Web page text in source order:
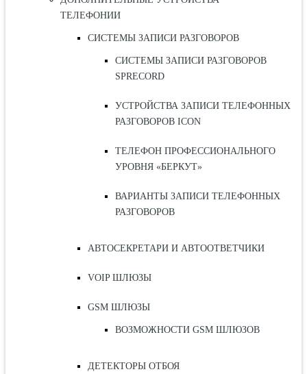
ТЕЛЕФОНИИ
СИСТЕМЫ ЗАПИСИ РАЗГОВОРОВ
СИСТЕМЫ ЗАПИСИ РАЗГОВОРОВ
SPRECORD
УСТРОЙСТВА ЗАПИСИ ТЕЛЕФОННЫХ
РАЗГОВОРОВ ICON
ТЕЛЕФОН ПРОФЕССИОНАЛЬНОГО
УРОВНЯ «БЕРКУТ»
ВАРИАНТЫ ЗАПИСИ ТЕЛЕФОННЫХ
РАЗГОВОРОВ
АВТОСЕКРЕТАРИ И АВТООТВЕТЧИКИ
VOIP ШЛЮЗЫ
GSM ШЛЮЗЫ
ВОЗМОЖНОСТИ GSM ШЛЮЗОВ
ДЕТЕКТОРЫ ОТБОЯ